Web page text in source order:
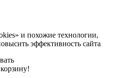
и похожие технологии,
эффективность сайта